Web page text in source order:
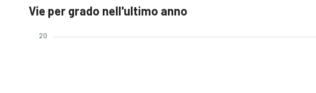
Vie per grado nell'ultimo anno
20